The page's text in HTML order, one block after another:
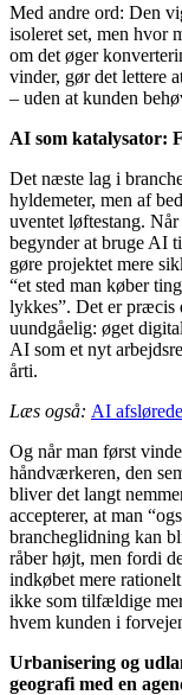
Med andre ord: Den
isoleret set, men hvor
om det øger
vinder, gør det lettere
– uden at kunden
AI som katalysator:
Det næste lag i
hyldemeter, men af
uventet løftestang.
begynder at bruge AI
gøre projektet mere
“et sted man køber
lykkes”. Det er præcis
uundgåelig: øget
AI som et nyt
årti.
Læs også: AI
Og når man først
håndværkeren, den
bliver det langt
accepterer, at man
brancheglidning kan
råber højt, men fordi
indkøbet mere
ikke som tilfældige
hvem kunden i
Urbanisering og
geografi med en